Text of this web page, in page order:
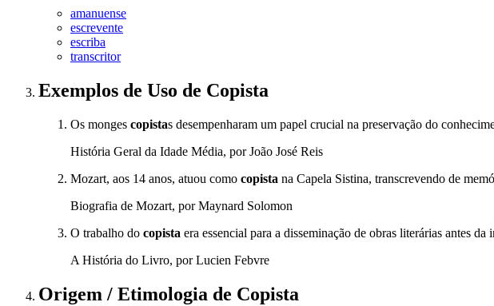
amanuense
escrevente
escriba
transcritor
Exemplos de Uso de Copista
Os monges copistas desempenharam um papel crucial na preservação do
História Geral da Idade Média, por João José Reis
Mozart, aos 14 anos, atuou como copista na Capela Sistina, transcrevendo de
Biografia de Mozart, por Maynard Solomon
O trabalho do copista era essencial para a disseminação de obras literárias antes
A História do Livro, por Lucien Febvre
Origem / Etimologia de Copista